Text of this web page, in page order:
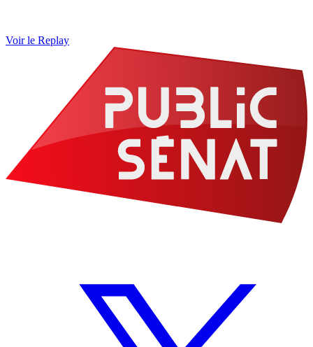
Voir le Replay